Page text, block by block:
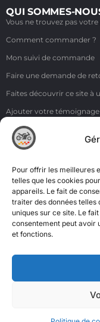
Pour offrir les meilleures
telles que les cookies
appareils. Le fait de
traiter des données telles
uniques sur ce site. Le
consentement peut avoir
et fonctions.
QUI SOMMES-
Vous ne trouvez pas votre
Comment commander ?
Mon suivi de commande
Faire une demande de
Faites découvrir ce site à
Ajouter votre témoignage
Voir tous les témoignages
Liens
NOS
ZI de la Moinerie - 8
Email:
Standard : +33(0)1 69 88